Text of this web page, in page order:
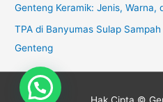
Genteng Keramik: Jenis, Warna,
TPA di Banyumas Sulap
Genteng
Hak Cipta ©